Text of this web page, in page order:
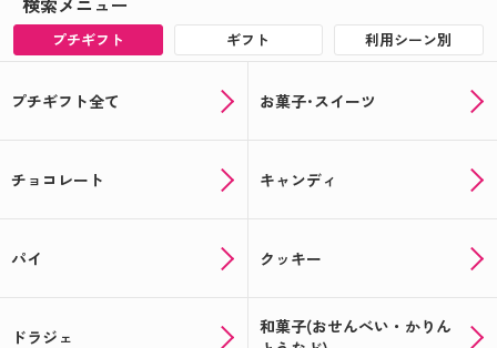
プチギフト ギフト 利用シーン別
プチギフト全て お菓子･スイーツ
チョコレート キャンディ
パイ クッキー
ドラジェ
和菓子(おせんべい・かりん